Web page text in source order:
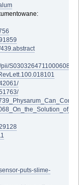
S0303264711000608
puts-slime-